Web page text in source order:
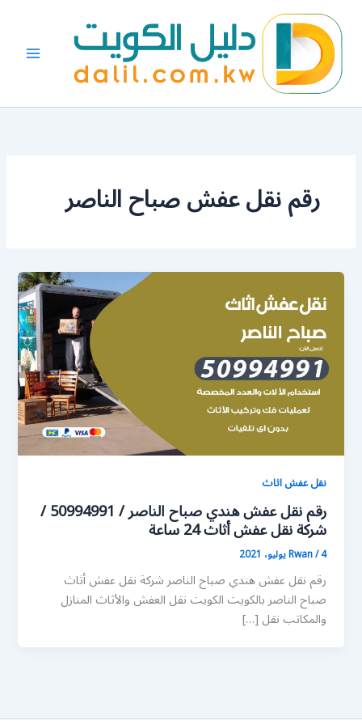
المحتوى
رقم نقل عفش صباح الناصر
نقل عفش اثاث
رقم نقل عفش هندي صباح الناصر / 50994991 /
شركة نقل عفش أثاث 24 ساعة
Rwan/4 يوليو، 2021
رقم نقل عفش هندي صباح الناصر شركة نقل عفش أثاث
صباح الناصر بالكويت الكويت نقل العفش والأثاث المنازل
والمكاتب نقل […]